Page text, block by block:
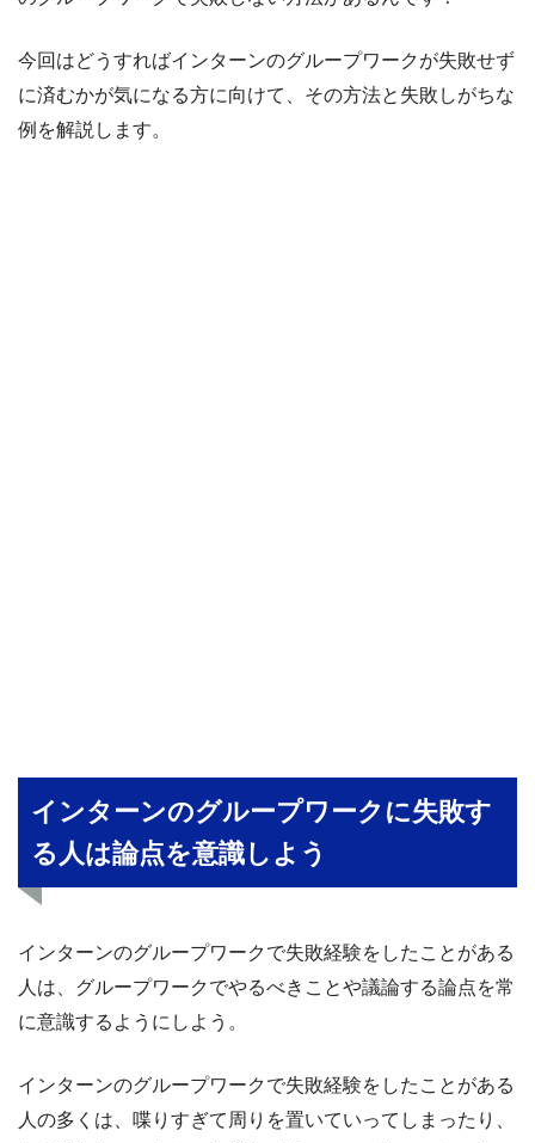
今回はどうすればインターンのグループワークが失敗せず
に済むかが気になる方に向けて、その方法と失敗しがちな
例を解説します。
インターンのグループワークに失敗す
る人は論点を意識しよう
インターンのグループワークで失敗経験をしたことがある
人は、グループワークでやるべきことや議論する論点を常
に意識するようにしよう。
インターンのグループワークで失敗経験をしたことがある
人の多くは、喋りすぎて周りを置いていってしまったり、